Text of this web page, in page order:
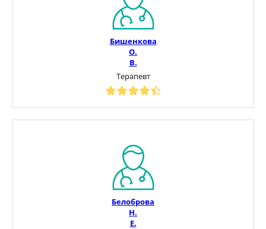
Бишенкова
О.
В.
Терапевт
Белоброва
Н.
Е.